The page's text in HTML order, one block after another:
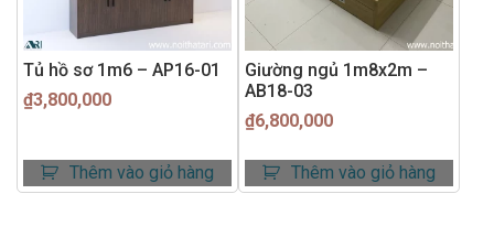
Tủ hồ sơ 1m6 – AP16-01
₫3,800,000
Thêm vào giỏ hàng
Giường ngủ 1m8x2m –
AB18-03
₫6,800,000
Thêm vào giỏ hàng